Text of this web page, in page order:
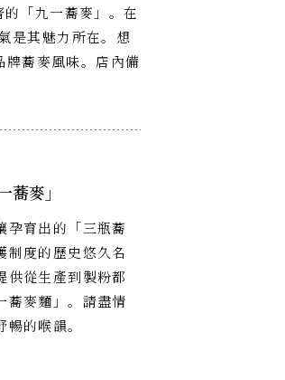
「九一蕎麥」。在
是其魅力所在。想
蕎麥風味。店內備
麥」
孕育出的「三瓶蕎
制度的歷史悠久名
供從生產到製粉都
蕎麥麵」。請盡情
的喉韻。